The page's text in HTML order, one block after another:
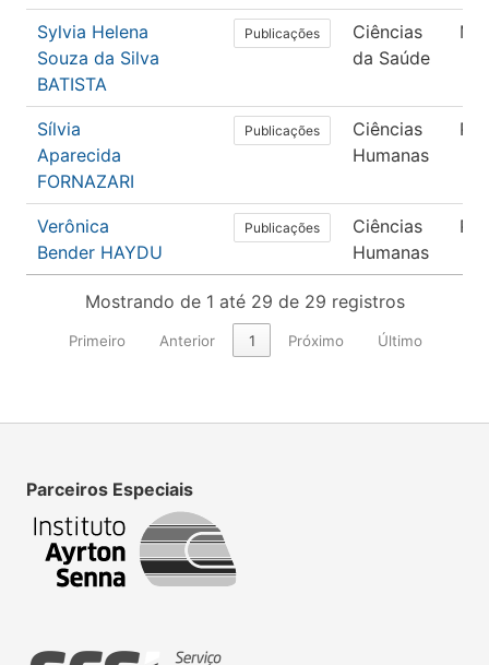
Sylvia Helena
Souza da Silva
BATISTA
Publicações
Ciências
da Saúde
Sílvia
Aparecida
FORNAZARI
Publicações
Ciências
Humanas
Verônica
Bender HAYDU
Publicações
Ciências
Humanas
Mostrando de 1 até 29 de 29 registros
Primeiro Anterior 1 Próximo Último
Parceiros Especiais